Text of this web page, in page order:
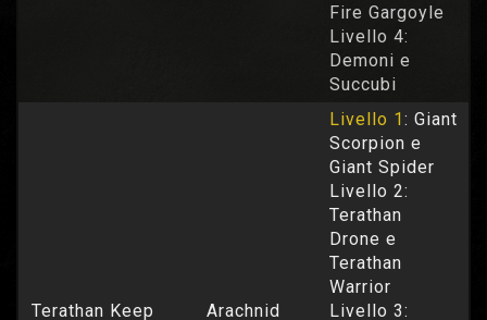
Fire Gargoyle
Livello 4:
Demoni e
Succubi
Terathan Keep Arachnid
Livello 1: Giant
Scorpion e
Giant Spider
Livello 2:
Terathan
Drone e
Terathan
Warrior
Livello 3: